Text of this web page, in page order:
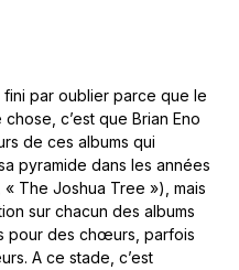
fini par oublier parce que le
c’est que Brian Eno
de ces albums qui
pyramide dans les années
The Joshua Tree »), mais
sur chacun des albums
pour des chœurs, parfois
A ce stade, c’est